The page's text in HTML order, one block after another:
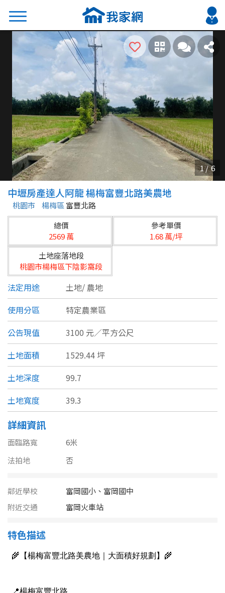
搜尋
熱門關鍵字
2026 台北降價好屋限量釋出
2026 新北降價好屋限量釋出
2026 台中降價好屋限量釋出
2026 台南降價好屋限量釋出
2026 高雄降價好屋限量釋出
縣市
不限
台北市
基隆市
新北市
宜蘭縣
桃園市
新竹市
新竹縣
苗栗縣
台中市
嘉義市
澎湖縣
區域
類型(可複選)
不拘 公寓 電梯大樓
別墅 透天厝
農舍 辦公
坪數
不拘
20~30 坪
60~70 坪
中壢房產達人阿龍 楊梅富豐北路美農地
桃園市 楊梅區 富豐北路
總價
2569 萬
參考單價
1.68 萬/坪
土地座落地段
桃園市楊梅區下陰影窩段
法定用途 土地/ 農地
使用分區
特定農業區
公告現值
3100 元／平方公尺
土地面積
1529.44 坪
土地深度
99.7
土地寬度
39.3
詳細資訊
面臨路寬
6米
法拍地
否
鄰近學校
富岡國小、富岡國中
附近交通
富岡火車站
特色描述